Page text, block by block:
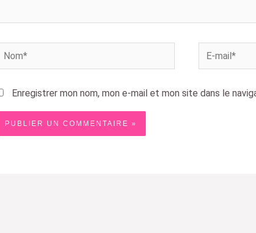
Nom*
mail*
Enregistrer mon nom, mon e-mail et mon site dans le